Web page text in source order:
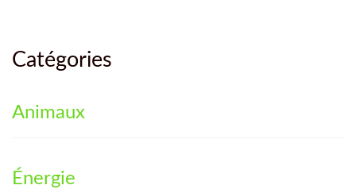
Catégories
Animaux
Énergie